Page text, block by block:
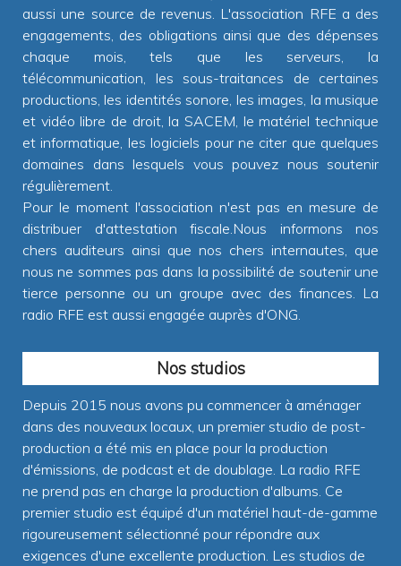
aussi une source de revenus. L'association RFE a des
engagements, des obligations ainsi que des dépenses
chaque mois, tels que les serveurs, la
télécommunication, les sous-traitances de certaines
productions, les identités sonore, les images, la musique
et vidéo libre de droit, la SACEM, le matériel technique
et informatique, les logiciels pour ne citer que quelques
domaines dans lesquels vous pouvez nous soutenir
régulièrement.
Pour le moment l'association n'est pas en mesure de
distribuer d'attestation fiscale.Nous informons nos
chers auditeurs ainsi que nos chers internautes, que
nous ne sommes pas dans la possibilité de soutenir une
tierce personne ou un groupe avec des finances. La
radio RFE est aussi engagée auprès d'ONG.
Nos studios
Depuis 2015 nous avons pu commencer à aménager
dans des nouveaux locaux, un premier studio de post-
production a été mis en place pour la production
d'émissions, de podcast et de doublage. La radio RFE
ne prend pas en charge la production d'albums. Ce
premier studio est équipé d'un matériel haut-de-gamme
rigoureusement sélectionné pour répondre aux
exigences d'une excellente production. Les studios de